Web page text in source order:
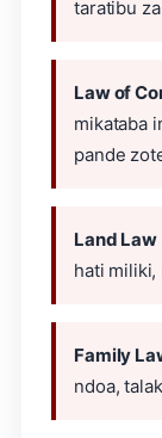
taratibu
Law of
mikataba
pande
Land
hati miliki,
Family
ndoa,